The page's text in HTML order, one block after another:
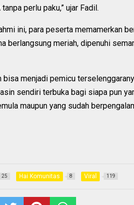
perlu paku,” ujar Fadil.
ini, para peserta memamerkan
berlangsung meriah, dipenuhi
bisa menjadi pemicu
sendiri terbuka bagi siapa pun
maupun yang sudah
25 Hai Komunitas 8 Viral 119